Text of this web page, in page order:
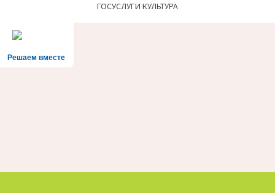
ГОСУСЛУГИ КУЛЬТУРА
Решаем вместе